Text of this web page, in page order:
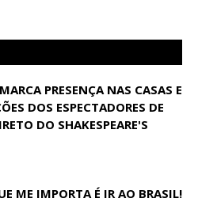
PRESENÇA NAS CASAS E
DOS ESPECTADORES DE
DO SHAKESPEARE'S
ME IMPORTA É IR AO BRASIL!